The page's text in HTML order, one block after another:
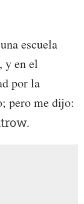
escuela
y en el
por la
pero me dijo: